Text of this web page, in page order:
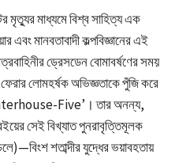
মৃত্যুর মাধ্যমে বিশ্ব সাহিত্য এক
এবং মানবতাবাদী কল্পবিজ্ঞানের এই
ড্রেসডেন বোমাবর্ষণের সময়
লোমহর্ষক অভিজ্ঞতাকে পুঁজি করে
Five’। তার অনন্য,
সেই বিখ্যাত পুনরাবৃত্তিমূলক
শতাব্দীর যুদ্ধের ভয়াবহতায়